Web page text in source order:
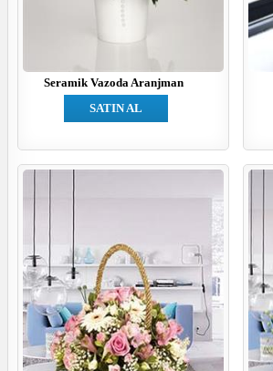
Seramik Vazoda Aranjman
SATIN AL